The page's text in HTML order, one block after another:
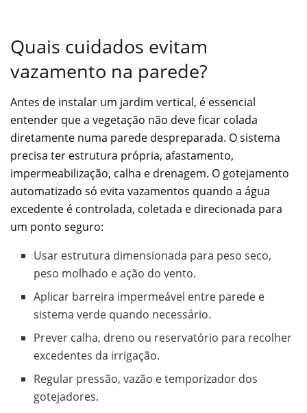
Quais cuidados evitam
vazamento na parede?
Antes de instalar um jardim vertical, é essencial
entender que a vegetação não deve ficar colada
diretamente numa parede despreparada. O sistema
precisa ter estrutura própria, afastamento,
impermeabilização, calha e drenagem. O gotejamento
automatizado só evita vazamentos quando a água
excedente é controlada, coletada e direcionada para
um ponto seguro:
Usar estrutura dimensionada para peso seco,
peso molhado e ação do vento.
Aplicar barreira impermeável entre parede e
sistema verde quando necessário.
Prever calha, dreno ou reservatório para recolher
excedentes da irrigação.
Regular pressão, vazão e temporizador dos
gotejadores.